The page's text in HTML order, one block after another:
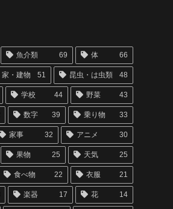
魚介類 69 体 66
家・建物 51 昆虫・は虫類 48
学校 44 野菜 43
数字 39 乗り物 33
家事 32 アニメ 30
果物 25 天気 25
食べ物 22 衣服 21
楽器 17 花 14